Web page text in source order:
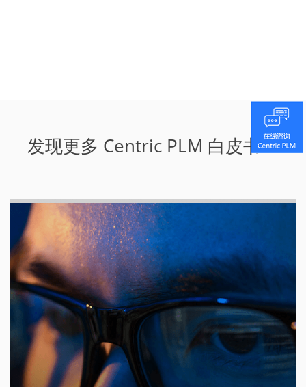
发现更多 Centric PLM 白皮书！